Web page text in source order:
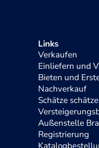
Links
Verkaufen
Einliefern und
Bieten und
Nachverkauf
Schätze
Außenstelle
Registrierung